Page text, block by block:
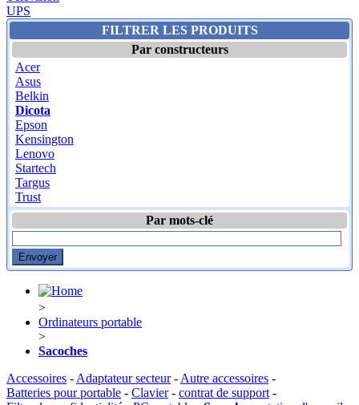
UPS
FILTRER LES PRODUITS
Par constructeurs
Acer
Asus
Belkin
Dicota
Epson
Kensington
Lenovo
Startech
Targus
Trust
Par mots-clé
>
Ordinateurs portable
>
Sacoches
Accessoires - Adaptateur secteur- Autre accessoires -
Batteries pour portable - Clavier- contrat de support -